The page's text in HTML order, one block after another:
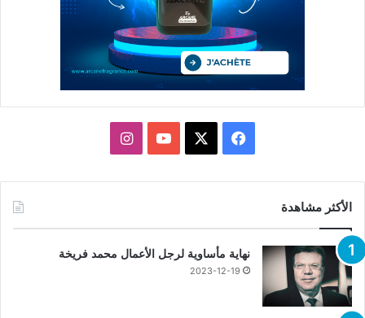
فيسبوك يوتيوبانستقرام
الأكثر مشاهدة
نهاية مأساوية لرجل الأعمال محمد فريخة
2023-12-19